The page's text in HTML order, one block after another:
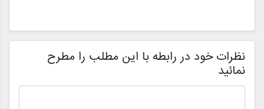
نظرات خود در رابطه با این مطلب را مطرح
نمائید